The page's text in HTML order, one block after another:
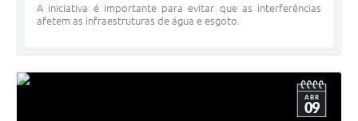
A iniciativa é importante para evitar que as interferências
afetem as infraestruturas de água e esgoto.
ABR
09